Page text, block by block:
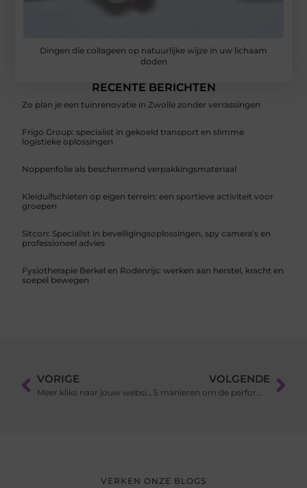
Dingen die collageen op natuurlijke wijze in uw lichaam
doden
RECENTE BERICHTEN
Zo plan je een tuinrenovatie in Zwolle zonder verrassingen
Frigo Group: specialist in gekoeld transport en slimme
logistieke oplossingen
Noppenfolie als beschermend verpakkingsmateriaal
Kleiduifschieten op eigen terrein: een sportieve activiteit voor
groepen
Sitcon: Specialist in beveiligingsoplossingen, spy camera's en
professioneel advies
Fysiotherapie Berkel en Rodenrijs: werken aan herstel, kracht en
soepel bewegen
VORIGE
Meer kliks naar jouw website genereren met zoekmachinemarketing
VOLGENDE
5 manieren om de performance van je router te verbeteren
VERKEN ONZE BLOGS